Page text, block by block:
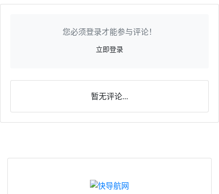
您必须登录才能参与评论！
立即登录
暂无评论...